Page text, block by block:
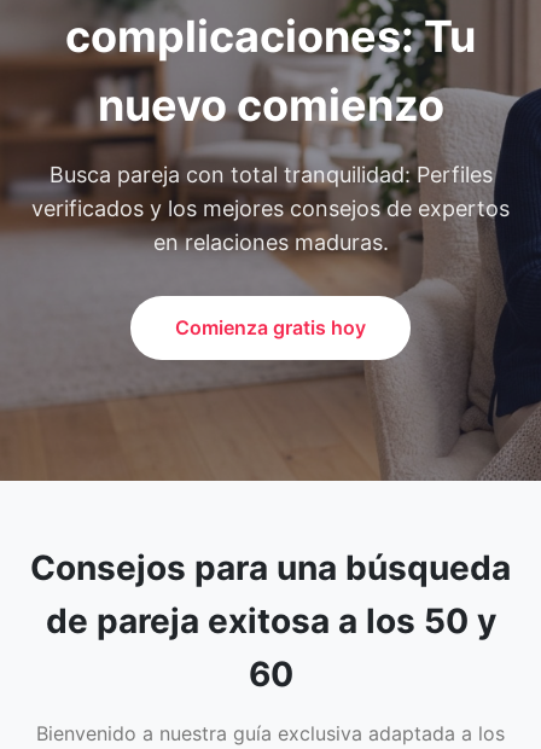
complicaciones: Tu
nuevo comienzo
Busca pareja con total tranquilidad: Perfiles
verificados y los mejores consejos de expertos
en relaciones maduras.
Comienza gratis hoy
Consejos para una búsqueda
de pareja exitosa a los 50 y
60
Bienvenido a nuestra guía exclusiva adaptada a los